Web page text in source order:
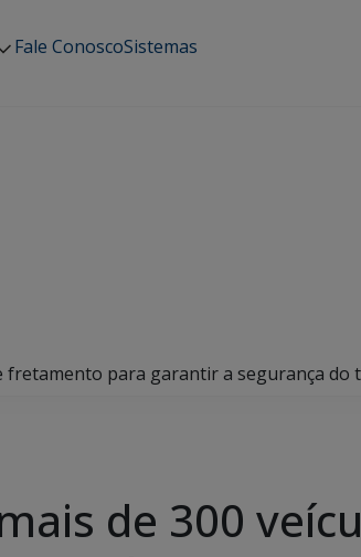
Fale ConoscoSistemas
fretamento para garantir a segurança do
de 300